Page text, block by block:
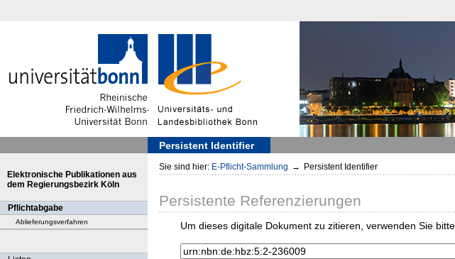
Persistent Identifier
Elektronische Publikationen aus
dem Regierungsbezirk Köln
Pflichtabgabe
Ablieferungsverfahren
Sie sind hier: E-Pflicht-Sammlung → Persistent Identifier
Persistente Referenzierungen
Um dieses digitale Dokument zu zitieren, verwenden Sie